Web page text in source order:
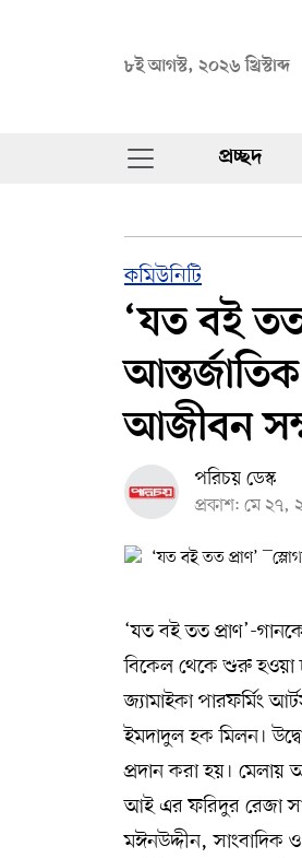
৮ই আগস্ট, ২০২৬ খ্রিস্টাব্দ
প্রচ্ছদ
কমিউনিটি
‘যত বই তত
আজীবন
পরিচয় ডেস্ক
প্রকাশ: মে ২৭,
‘যত বই তত প্রাণ’-
বিকেল থেকে শুরু হওয়া
জ্যামাইকা পারফর্মিং
ইমদাদুল হক মিলন।
প্রদান করা হয়। মেলায়
আই এর ফরিদুর রেজা
মঈনউদ্দীন, সাংবাদিক